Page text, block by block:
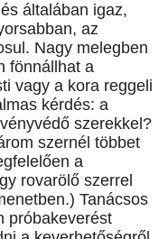
általában igaz,
az
Nagy melegben
fönnállhat a
vagy a kora reggeli
kérdés: a
szerekkel?
szernél többet
a
rovarölő szerrel
Tanácsos
próbakeverést